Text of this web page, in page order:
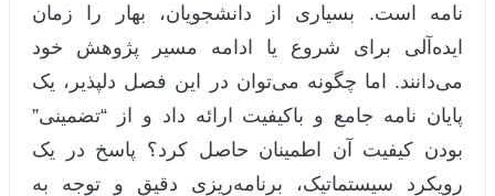
نامه است. بسیاری از دانشجویان، بهار را زمان
ایده‌آلی برای شروع یا ادامه مسیر پژوهش خود
می‌دانند. اما چگونه می‌توان در این فصل دلپذیر، یک
پایان نامه جامع و باکیفیت ارائه داد و از “تضمینی”
بودن کیفیت آن اطمینان حاصل کرد؟ پاسخ در یک
رویکرد سیستماتیک، برنامه‌ریزی دقیق و توجه به